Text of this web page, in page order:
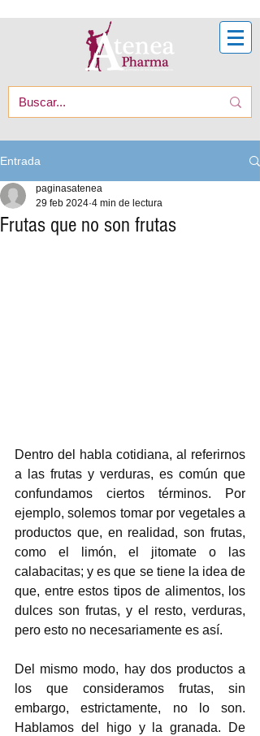
Entrada
Frutas que no son frutas
paginasatenea
29 feb 2024 4 min de lectura
Dentro del habla cotidiana, al referirnos
a las frutas y verduras, es común que
confundamos ciertos términos. Por
ejemplo, solemos tomar por vegetales a
productos que, en realidad, son frutas,
como el limón, el jitomate o las
calabacitas; y es que se tiene la idea de
que, entre estos tipos de alimentos, los
dulces son frutas, y el resto, verduras,
pero esto no necesariamente es así.
Del mismo modo, hay dos productos a
los que consideramos frutas, sin
embargo, estrictamente, no lo son.
Hablamos del higo y la granada. De